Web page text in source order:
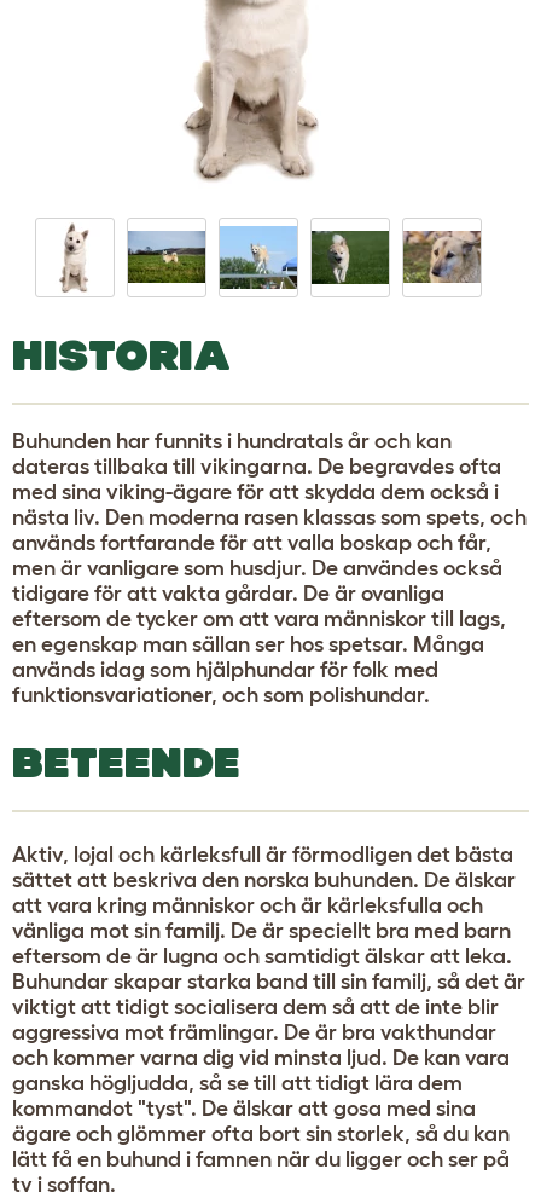
HISTORIA
Buhunden har funnits i hundratals år och kan
dateras tillbaka till vikingarna. De begravdes ofta
med sina viking-ägare för att skydda dem också i
nästa liv. Den moderna rasen klassas som spets, och
används fortfarande för att valla boskap och får,
men är vanligare som husdjur. De användes också
tidigare för att vakta gårdar. De är ovanliga
eftersom de tycker om att vara människor till lags,
en egenskap man sällan ser hos spetsar. Många
används idag som hjälphundar för folk med
funktionsvariationer, och som polishundar.
BETEENDE
Aktiv, lojal och kärleksfull är förmodligen det bästa
sättet att beskriva den norska buhunden. De älskar
att vara kring människor och är kärleksfulla och
vänliga mot sin familj. De är speciellt bra med barn
eftersom de är lugna och samtidigt älskar att leka.
Buhundar skapar starka band till sin familj, så det är
viktigt att tidigt socialisera dem så att de inte blir
aggressiva mot främlingar. De är bra vakthundar
och kommer varna dig vid minsta ljud. De kan vara
ganska högljudda, så se till att tidigt lära dem
kommandot "tyst". De älskar att gosa med sina
ägare och glömmer ofta bort sin storlek, så du kan
lätt få en buhund i famnen när du ligger och ser på
tv i soffan.